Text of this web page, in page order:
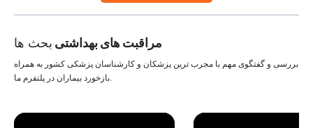
مراقبت های بهداشتی بحث ها
بررسی و گفتگوی مهم با مجرب ترین پزشکان و کارشناسان پزشکی کشور به همراه
بازخورد بیماران در پلتفرم ما.